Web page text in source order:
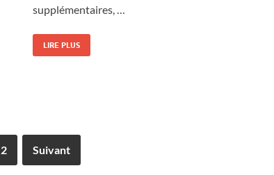
supplémentaires, …
LIRE PLUS
2 Suivant